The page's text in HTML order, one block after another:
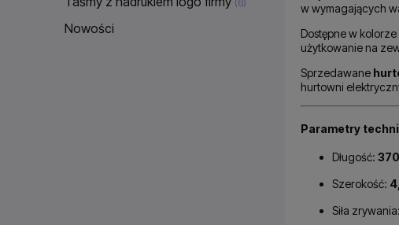
(6)
Nowości
w wymagających
Dostępne w kolorze
użytkowanie na
Sprzedawane
hurtowni
Parametry
Długość:
Szerokość:
Siła zrywania: